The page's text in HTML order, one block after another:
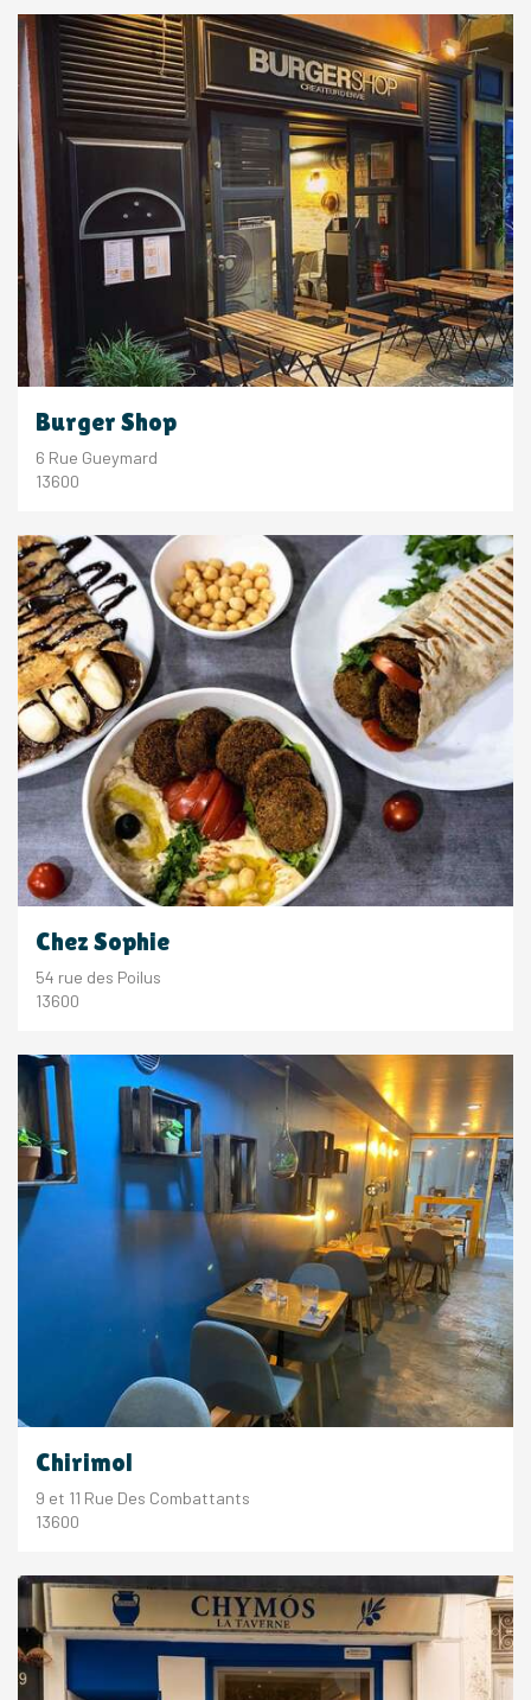
Burger Shop
6 Rue Gueymard
13600
Chez Sophie
54 rue des Poilus
13600
Chirimol
9 et 11 Rue Des Combattants
13600